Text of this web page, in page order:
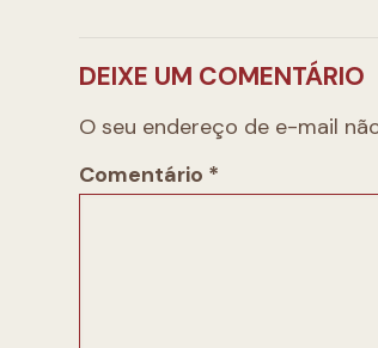
DEIXE UM COMENTÁRIO
O seu endereço de e-mail
Comentário *